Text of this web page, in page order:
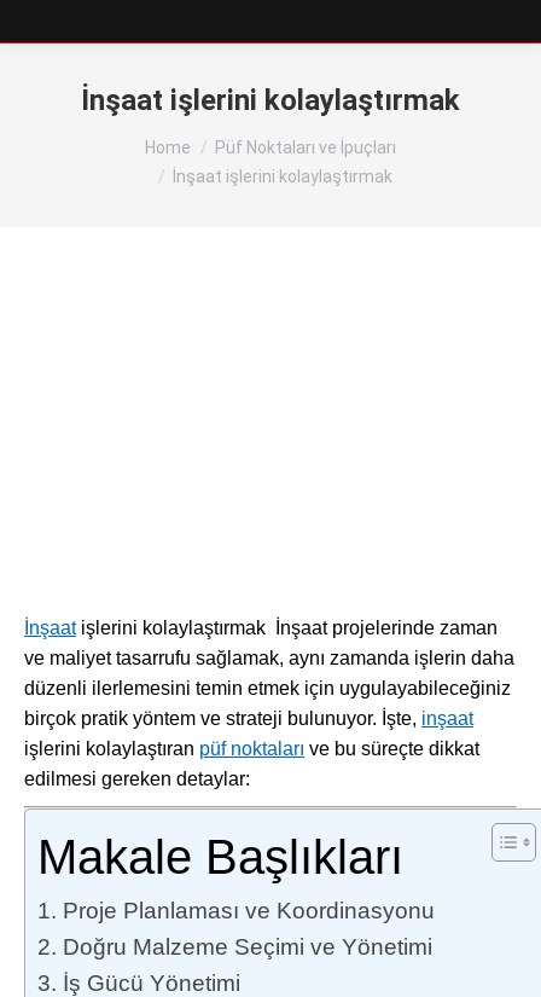
İnşaat işlerini kolaylaştırmak
Home
Püf Noktaları ve İpuçları
İnşaat işlerini kolaylaştırmak
İnşaatişlerini kolaylaştırmak İnşaat projelerinde zaman
ve maliyet tasarrufu sağlamak, aynı zamanda işlerin daha
düzenli ilerlemesini temin etmek için uygulayabileceğiniz
birçok pratik yöntem ve strateji bulunuyor. İşte, inşaat
işlerini kolaylaştıran püf noktaları ve bu süreçte dikkat
edilmesi gereken detaylar:
Makale Başlıkları
1. Proje Planlaması ve Koordinasyonu
2. Doğru Malzeme Seçimi ve Yönetimi
3. İş Gücü Yönetimi